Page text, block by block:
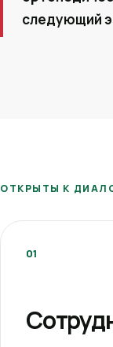
следующий
ОТКРЫТЫ К
01